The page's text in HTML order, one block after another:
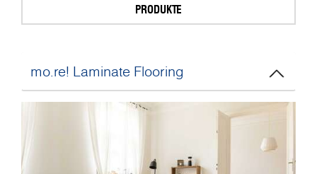
PRODUKTE
mo.re! Laminate Flooring